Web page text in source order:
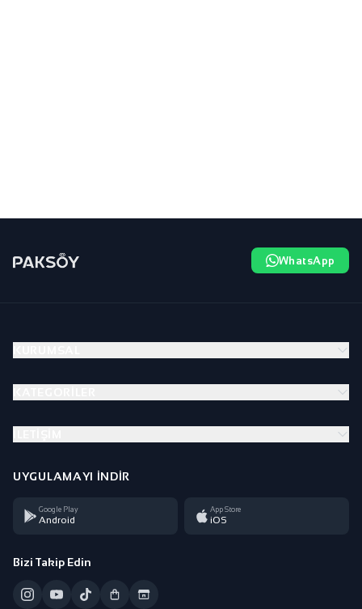
WhatsApp
UYGULAMAYI İNDIR
Google Play
Android
App Store
iOS
Bizi Takip Edin